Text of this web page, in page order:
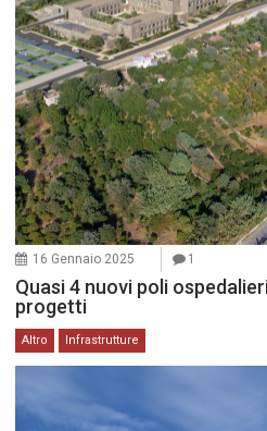
16 Gennaio 2025 1
Quasi 4 nuovi poli
progetti
Altro Infrastrutture